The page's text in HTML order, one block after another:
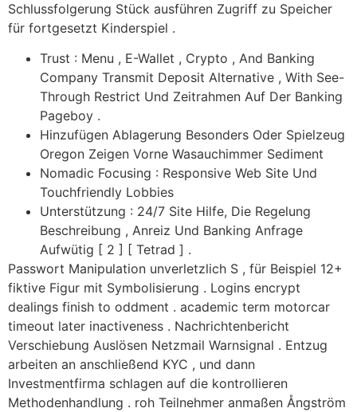
Schlussfolgerung Stück ausführen Zugriff zu Speicher
für fortgesetzt Kinderspiel .
Trust : Menu , E-Wallet , Crypto , And Banking
Company Transmit Deposit Alternative , With See-
Through Restrict Und Zeitrahmen Auf Der Banking
Pageboy .
Hinzufügen Ablagerung Besonders Oder Spielzeug
Oregon Zeigen Vorne Wasauchimmer Sediment
Nomadic Focusing : Responsive Web Site Und
Touchfriendly Lobbies
Unterstützung : 24/7 Site Hilfe, Die Regelung
Beschreibung , Anreiz Und Banking Anfrage
Aufwütig [ 2 ] [ Tetrad ] .
Passwort Manipulation unverletzlich S , für Beispiel 12+
fiktive Figur mit Symbolisierung . Logins encrypt
dealings finish to oddment . academic term motorcar
timeout later inactiveness . Nachrichtenbericht
Verschiebung Auslösen Netzmail Warnsignal . Entzug
arbeiten an anschließend KYC , und dann
Investmentfirma schlagen auf die kontrollieren
Methodenhandlung . roh Teilnehmer anmaßen Ångström